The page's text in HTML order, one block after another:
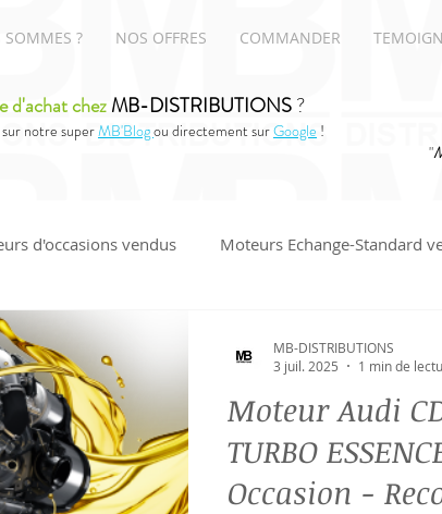
? NOS OFFRES COMMANDER
d'achat chezMB-DISTRIBUTIONS?
notre superMB'Blogou directement surGoogle !
d'occasions vendus Moteurs Echange-Standard
Moteur Audi
TURBO
Occasion -
MB-DISTRIBUTIONS
3 juil. 2025
1 min de